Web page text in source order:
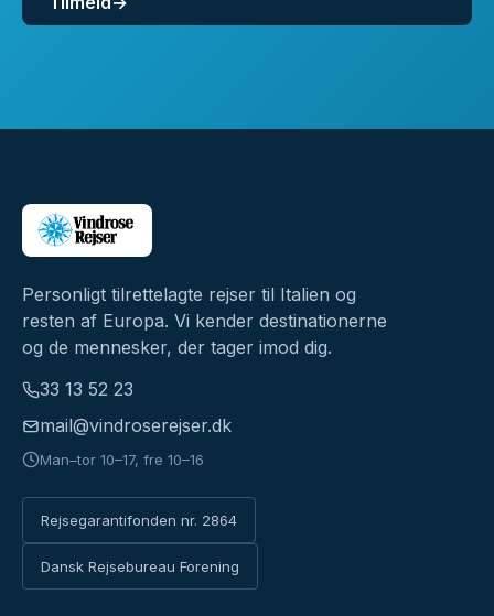
Personligt tilrettelagte rejser til Italien og
resten af Europa. Vi kender destinationerne
og de mennesker, der tager imod dig.
33 13 52 23
mail@vindroserejser.dk
Man–tor 10–17, fre 10–16
Rejsegarantifonden nr. 2864
Dansk Rejsebureau Forening